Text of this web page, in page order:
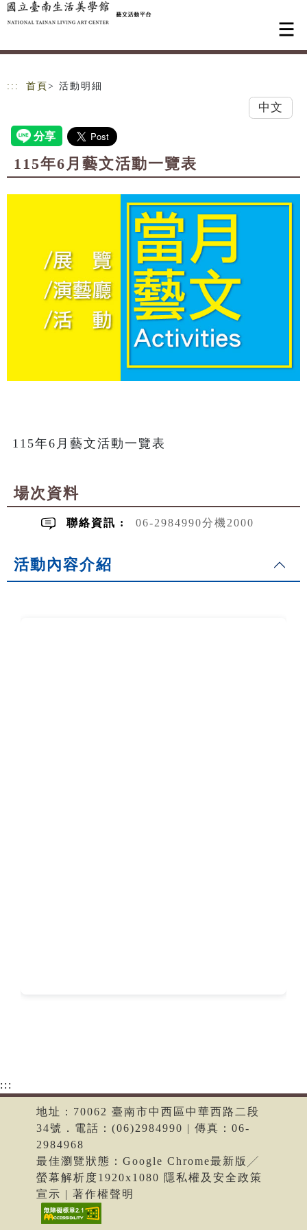
跳到主要內容
網站導覽
::: 首頁 > 活動明細
中文
115年6月藝文活動一覽表
115年6月藝文活動一覽表
場次資料
聯絡資訊 : 06-2984990分機2000
活動內容介紹
:::
地址：70062 臺南市中西區中華西路二段
34號．電話：(06)2984990 | 傳真：06-
2984968
最佳瀏覽狀態：Google Chrome最新版╱
螢幕解析度1920x1080 隱私權及安全政策
宣示 | 著作權聲明